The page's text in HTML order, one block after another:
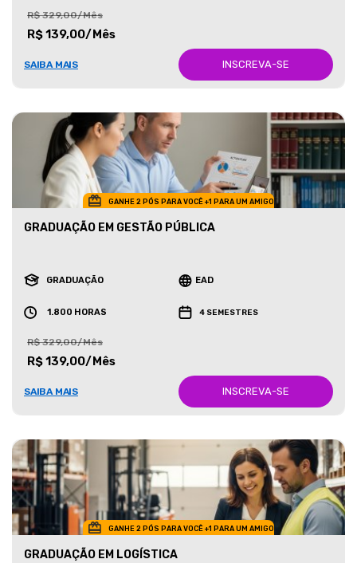
R$ 329,00/Mês
R$ 139,00/Mês
SAIBA MAIS INSCREVA-SE
GANHE 2 PÓS PARA VOCÊ +1 PARA UM AMIGO
GRADUAÇÃO EM GESTÃO PÚBLICA
GRADUAÇÃO EAD
1.800 HORAS 4 SEMESTRES
R$ 329,00/Mês
R$ 139,00/Mês
SAIBA MAIS INSCREVA-SE
GANHE 2 PÓS PARA VOCÊ +1 PARA UM AMIGO
GRADUAÇÃO EM LOGÍSTICA